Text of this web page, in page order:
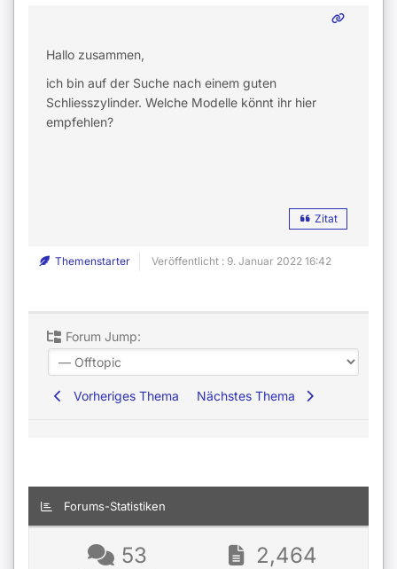
Hallo zusammen,
ich bin auf der Suche nach einem guten
Schliesszylinder. Welche Modelle könnt ihr hier
empfehlen?
Zitat
Themenstarter Veröffentlicht : 9. Januar 2022 16:42
Forum Jump:
Vorheriges Thema Nächstes Thema
Forums-Statistiken
53 2,464